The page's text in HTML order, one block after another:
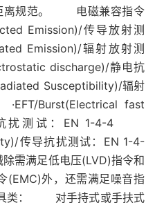
离规范。 电磁兼容指令
Emission)/传导放射测
Emission)/辐射放射测
discharge)/静电抗
Susceptibility)/辐射
Burst(Electrical fast
抗扰测试：EN 1-4-4
传导抗扰测试：EN 1-4-
满足低电压(LVD)指令和
(EMC)外，还需满足噪音指
类： 对手持式或手扶式